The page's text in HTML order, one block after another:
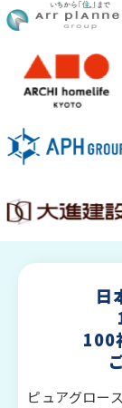
日
100
ピュアグロー